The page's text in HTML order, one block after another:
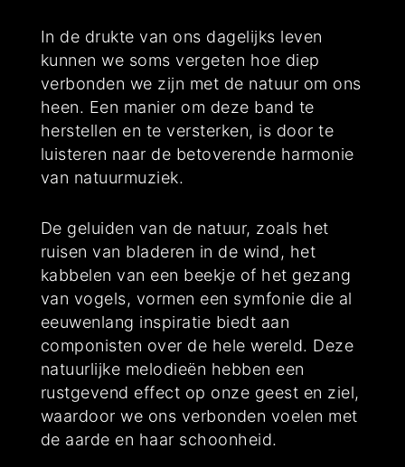
In de drukte van ons dagelijks leven
kunnen we soms vergeten hoe diep
verbonden we zijn met de natuur om ons
heen. Een manier om deze band te
herstellen en te versterken, is door te
luisteren naar de betoverende harmonie
van natuurmuziek.
De geluiden van de natuur, zoals het
ruisen van bladeren in de wind, het
kabbelen van een beekje of het gezang
van vogels, vormen een symfonie die al
eeuwenlang inspiratie biedt aan
componisten over de hele wereld. Deze
natuurlijke melodieën hebben een
rustgevend effect op onze geest en ziel,
waardoor we ons verbonden voelen met
de aarde en haar schoonheid.